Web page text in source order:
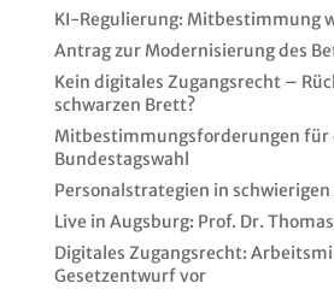
KI-Regulierung: Mitbestimmung
Antrag zur Modernisierung des
Kein digitales Zugangsrecht –
schwarzen Brett?
Mitbestimmungsforderungen für
Bundestagswahl
Personalstrategien in
Live in Augsburg: Prof. Dr.
Digitales Zugangsrecht:
Gesetzentwurf vor